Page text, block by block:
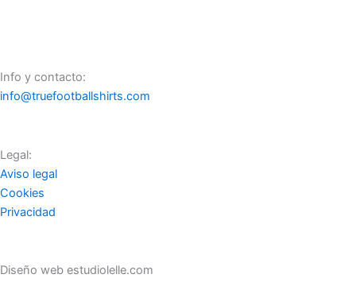
Info y contacto:
info@truefootballshirts.com
Legal:
Aviso legal
Cookies
Privacidad
Diseño web estudiolelle.com